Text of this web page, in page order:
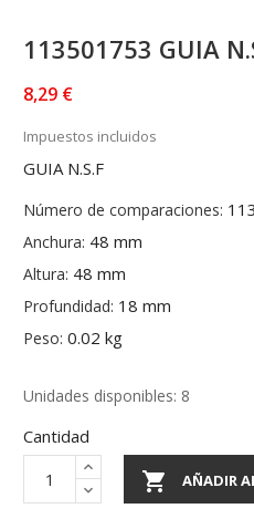
113501753 GUIA
8,29 €
Impuestos incluidos
GUIA N.S.F
Número de comparaciones:
Anchura: 48 mm
Altura: 48 mm
Profundidad: 18 mm
Peso: 0.02 kg
Unidades disponibles: 8
Cantidad
 AÑADIR